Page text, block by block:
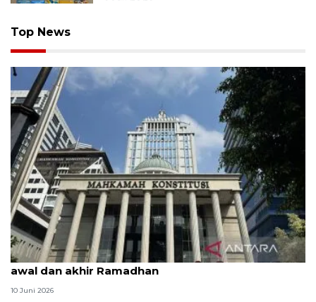
Top News
MK uji materi UU Peradilan Agama perihal isbat
awal dan akhir Ramadhan
10 Juni 2026